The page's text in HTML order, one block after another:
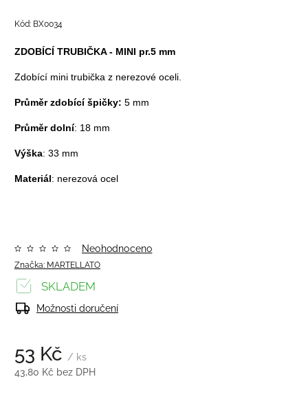
Kód: BX0034
ZDOBÍCÍ TRUBIČKA - MINI pr.5 mm
Zdobící mini trubička z nerezové oceli.
Průměr zdobící špičky: 5 mm
Průměr dolní: 18 mm
Výška: 33 mm
Materiál: nerezová ocel
Značka: MARTELLATO
Neohodnoceno
53 Kč / ks
43,80 Kč bez DPH
SKLADEM
Možnosti doručení